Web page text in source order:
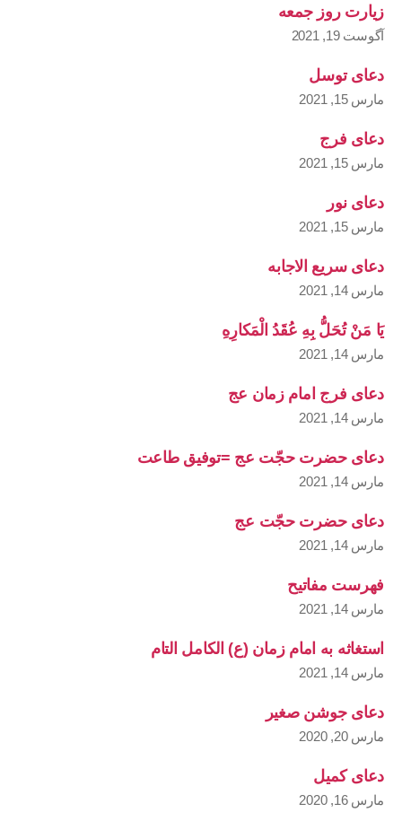
زیارت روز جمعه
آگوست 19, 2021
دعای توسل
مارس 15, 2021
دعای فرج
مارس 15, 2021
دعای نور
مارس 15, 2021
دعای سریع الاجابه
مارس 14, 2021
يَا مَنْ تُحَلُّ بِهِ عُقَدُ الْمَكارِهِ
مارس 14, 2021
دعای فرج امام زمان عج
مارس 14, 2021
دعای حضرت حجّت عج =توفیق طاعت
مارس 14, 2021
دعای حضرت حجّت عج
مارس 14, 2021
فهرست مفاتیح
مارس 14, 2021
استغاثه به امام زمان (ع) الکامل التام
مارس 14, 2021
دعای جوشن صغیر
مارس 20, 2020
دعای کمیل
مارس 16, 2020